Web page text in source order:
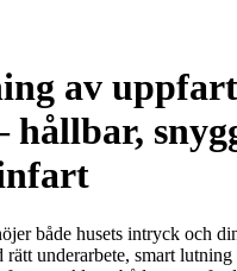
av
både husets intryck och
underarbete, smart